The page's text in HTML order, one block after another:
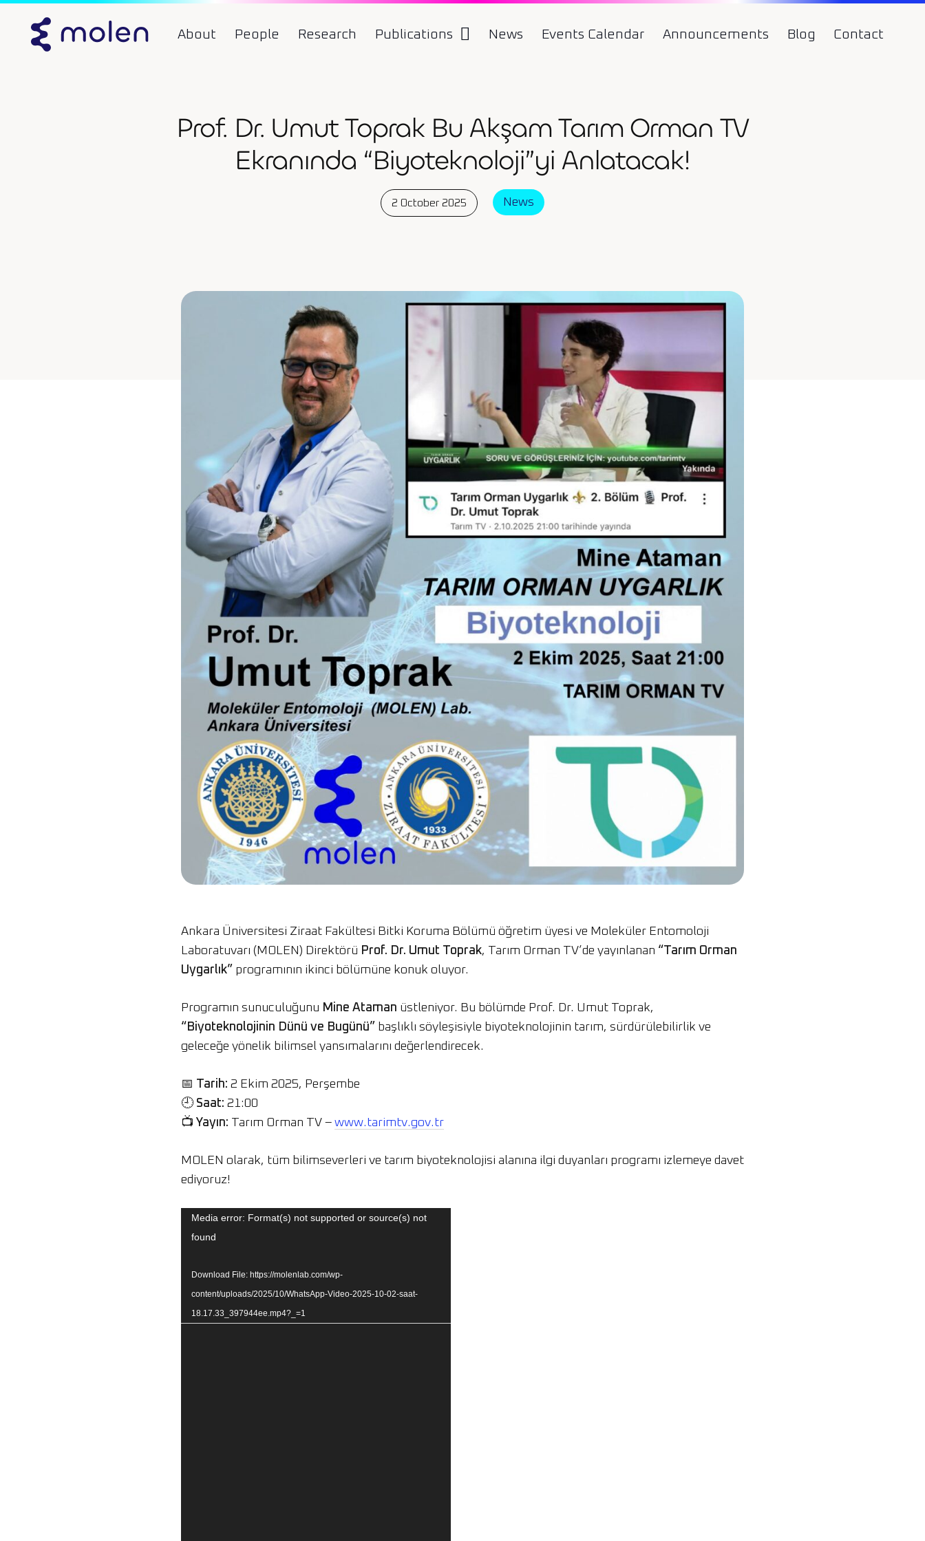
About People Research Publications News Events Calendar Announcements Blog Contact
Prof. Dr. Umut Toprak Bu Akşam Tarım Orman TV
Ekranında “Biyoteknoloji”yi Anlatacak!
2 October 2025 News
Ankara Üniversitesi Ziraat Fakültesi Bitki Koruma Bölümü öğretim üyesi ve Moleküler Entomoloji
Laboratuvarı (MOLEN) Direktörü Prof. Dr. Umut Toprak, Tarım Orman TV’de yayınlanan “Tarım Orman
Uygarlık” programının ikinci bölümüne konuk oluyor.
Programın sunuculuğunu Mine Ataman üstleniyor. Bu bölümde Prof. Dr. Umut Toprak,
“Biyoteknolojinin Dünü ve Bugünü” başlıklı söyleşisiyle biyoteknolojinin tarım, sürdürülebilirlik ve
geleceğe yönelik bilimsel yansımalarını değerlendirecek.
📅 Tarih: 2 Ekim 2025, Perşembe
🕘 Saat: 21:00
📺 Yayın: Tarım Orman TV – www.tarimtv.gov.tr
MOLEN olarak, tüm bilimseverleri ve tarım biyoteknolojisi alanına ilgi duyanları programı izlemeye davet
ediyoruz!
Video
Player
Media error: Format(s) not supported or source(s) not
found
Download File: https://molenlab.com/wp-
content/uploads/2025/10/WhatsApp-Video-2025-10-02-saat-
18.17.33_397944ee.mp4?_=1